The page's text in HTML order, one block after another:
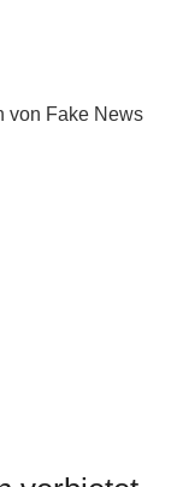
von Fake News